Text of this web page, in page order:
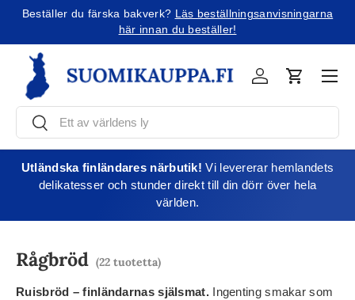
Jatka sisältöön
Läs beställningsanvisningarna
Beställer du till USA?Läs
SökaSöka
KirjauduVarukorg
Utländska finländares närbutik!Vi levererar hemlandets
delikatesser och stunder direkt till din dörr över hela
världen.
Rågbröd (22 tuotetta)
Ruisbröd – finländarnas själsmat.Ingenting smakar som